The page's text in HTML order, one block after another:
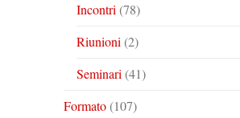
Incontri (78)
Riunioni (2)
Seminari (41)
Formato(107)